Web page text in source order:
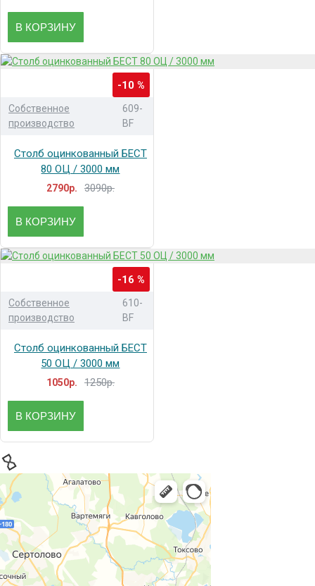
В КОРЗИНУ
-10 %
Собственное
производство
609-
BF
Столб оцинкованный БЕСТ
80 ОЦ / 3000 мм
2790р. 3090р.
В КОРЗИНУ
-16 %
Собственное
производство
610-
BF
Столб оцинкованный БЕСТ
50 ОЦ / 3000 мм
1050р. 1250р.
В КОРЗИНУ